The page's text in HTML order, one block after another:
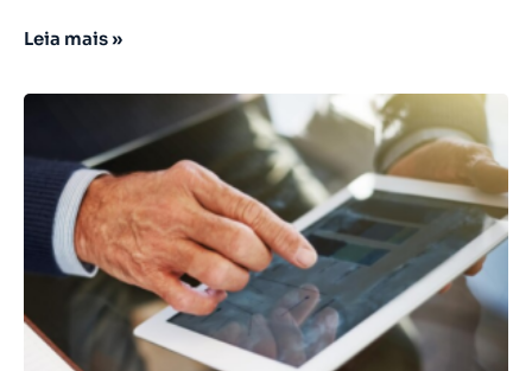
Leia mais »